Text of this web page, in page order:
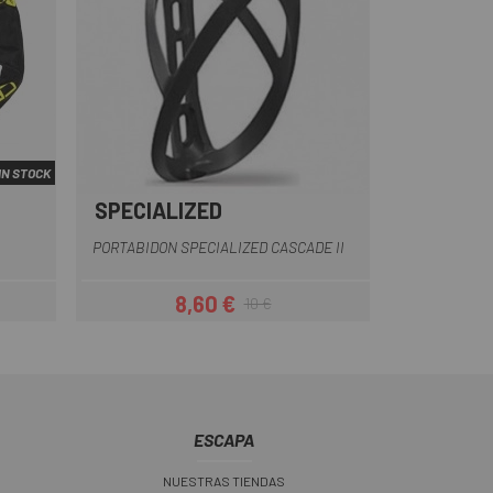
STOCK
Negro
SPECIALIZED
PORTABIDON SPECIALIZED CASCADE II
Precio
8,60 €Precio regular
10 €
ESCAPA
NUESTRAS TIENDAS